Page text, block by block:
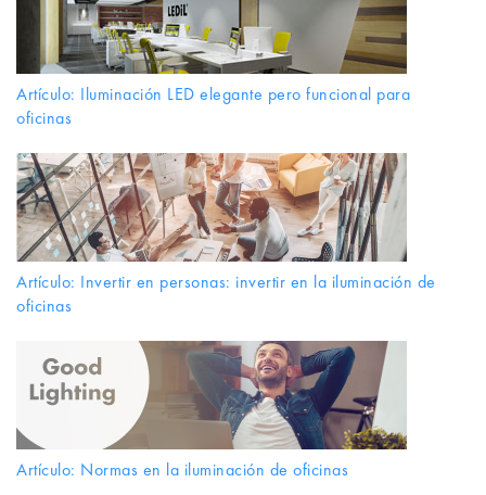
Artículo: Iluminación LED elegante pero funcional para
oficinas
Artículo: Invertir en personas: invertir en la iluminación de
oficinas
Artículo: Normas en la iluminación de oficinas